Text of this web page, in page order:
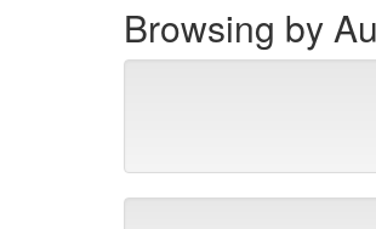
Browsing by